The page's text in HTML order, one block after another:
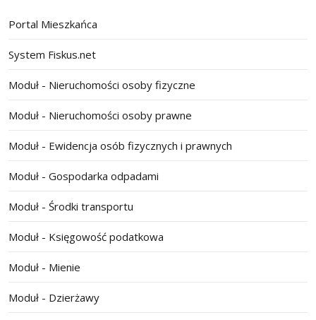
Portal Mieszkańca
System Fiskus.net
Moduł - Nieruchomości osoby fizyczne
Moduł - Nieruchomości osoby prawne
Moduł - Ewidencja osób fizycznych i prawnych
Moduł - Gospodarka odpadami
Moduł - Środki transportu
Moduł - Księgowość podatkowa
Moduł - Mienie
Moduł - Dzierżawy